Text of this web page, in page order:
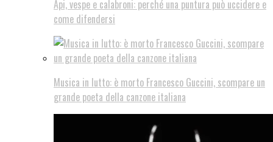
Api, vespe e calabroni: perché una puntura può uccidere e
come difendersi
Musica in lutto: è morto Francesco Guccini, scompare un
grande poeta della canzone italiana